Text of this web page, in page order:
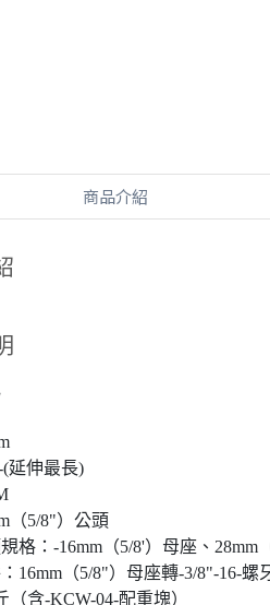
商品介紹
延伸最長)
（5/8"）公頭
格：-16mm（5/8'）母座、28mm
16mm（5/8"）母座轉-3/8"-16-螺
（含-KCW-04-配重塊）